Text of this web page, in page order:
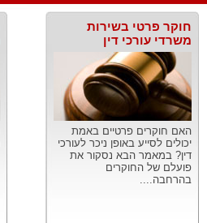
חוקר פרטי בשירות
משרדי עורכי דין
האם חוקרים פרטיים באמת
יכולים לסייע באופן ניכר לעורכי
דין? במאמר הבא נסקור את
פועלם של החוקרים
בהרחבה....